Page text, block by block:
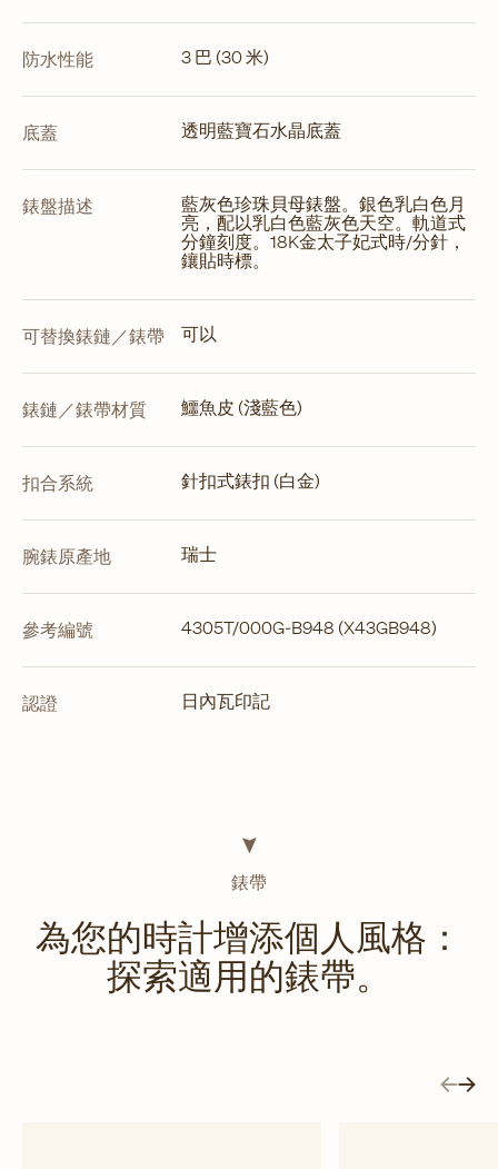
防水性能 3 巴 (30 米)
底蓋 透明藍寶石水晶底蓋
錶盤描述 藍灰色珍珠貝母錶盤。銀色乳白色月
亮，配以乳白色藍灰色天空。軌道式
分鐘刻度。18K金太子妃式時/分針，
鑲貼時標。
可替換錶鏈／錶帶 可以
錶鏈／錶帶材質 鱷魚皮 (淺藍色)
扣合系統 針扣式錶扣 (白金)
腕錶原產地 瑞士
參考編號 4305T/000G-B948 (X43GB948)
認證 日內瓦印記
錶帶
為您的時計增添個人風格：
探索適用的錶帶。